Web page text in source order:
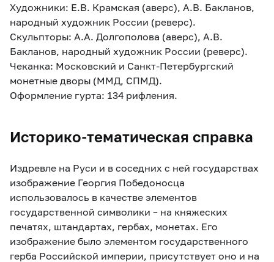
Художники: Е.В. Крамская (аверс), А.В. Бакланов,
народный художник России (реверс).
Скульпторы: А.А. Долгополова (аверс), А.В.
Бакланов, народный художник России (реверс).
Чеканка: Московский и Санкт-Петербургский
монетные дворы (ММД, СПМД).
Оформление гурта: 134 рифления.
Историко-тематическая справка
Издревле на Руси и в соседних с ней государствах
изображение Георгия Победоносца
использовалось в качестве элементов
государственной символики – на княжеских
печатях, штандартах, гербах, монетах. Его
изображение было элементом государственного
герба Российской империи, присутствует оно и на